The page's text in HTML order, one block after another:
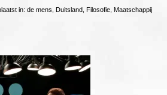
in: de mens Duitsland Filosofie Maatschappij